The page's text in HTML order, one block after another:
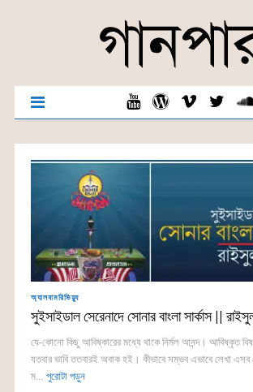
অ্যালবামরিভিয়্যু
সুইসাইডাল সেরেনাদে সোনার বাংলা সার্কাস ||
যে-কোনো কিছু আবিষ্কারের মধ্যে থাকে নির্মল আনন্দ। আবিষ্কৃত
যতবার ভাবি ততবারই অবাক হই। কীভাবে সম্ভব এভাবে লেখা এসব
ম... পুরোটা পড়ুন